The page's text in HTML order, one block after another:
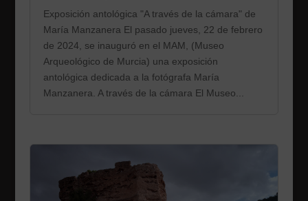
Exposición antológica "A través de la cámara" de
María Manzanera El pasado jueves, 22 de febrero
de 2024, se inauguró en el MAM, (Museo
Arqueológico de Murcia) una exposición
antológica dedicada a la fotógrafa María
Manzanera. A través de la cámara El Museo...